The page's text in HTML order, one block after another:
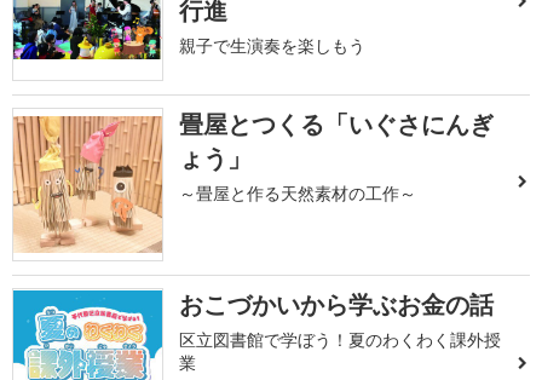
行進
親子で生演奏を楽しもう
畳屋とつくる「いぐさにんぎ
ょう」
～畳屋と作る天然素材の工作～
おこづかいから学ぶお金の話
区立図書館で学ぼう！夏のわくわく課外授
業